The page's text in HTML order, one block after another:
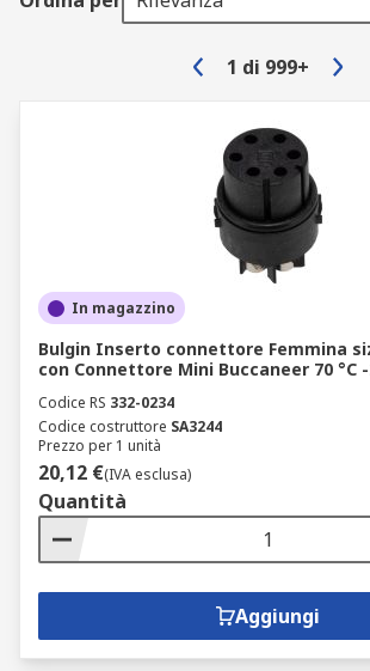
Connettori di alimentazione
Connettori audio e video
Connettori circolari
Connettori di rete e per
Connettori IEC e principali
Connettori USB, D-sub e per
Morsetti e morsettiere da guida
Navigando nell’ampio catalogo
avrai modo di trovare il prodotto più
tue esigenze. Acquista ora e approfitta
pagamenti sicuri e spedizioni veloci.
1 di 999+
In magazzino
Bulgin Inserto connettore Femmina
con Connettore Mini Buccaneer 70 °C -
Codice RS 332-0234
Codice costruttore SA3244
Prezzo per 1 unità
20,12 €(IVA esclusa)
Quantità
Aggiungi